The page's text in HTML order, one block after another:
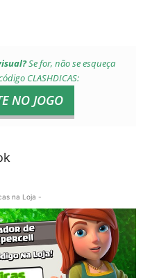
Se for, não se esqueça
CLASHDICAS:
NO JOGO
na Loja -